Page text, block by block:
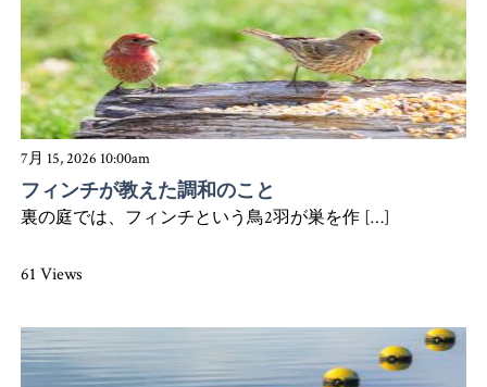
7月 15, 2026 10:00am
フィンチが教えた調和のこと
裏の庭では、フィンチという鳥2羽が巣を作 […]
61 Views